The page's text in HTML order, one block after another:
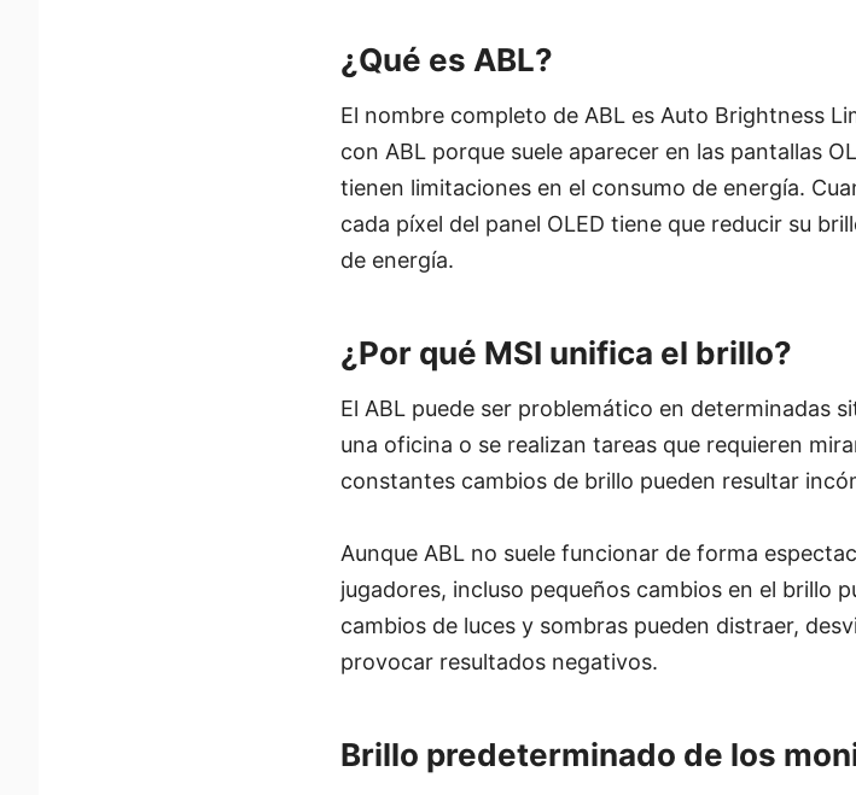
¿Qué es ABL?
El nombre completo de ABL es Auto Brightness
con ABL porque suele aparecer en las pantallas
tienen limitaciones en el consumo de energía.
cada píxel del panel OLED tiene que reducir su
de energía.
¿Por qué MSI unifica el brillo?
El ABL puede ser problemático en determinadas
una oficina o se realizan tareas que requieren
constantes cambios de brillo pueden resultar
Aunque ABL no suele funcionar de forma
jugadores, incluso pequeños cambios en el brillo
cambios de luces y sombras pueden distraer,
provocar resultados negativos.
Brillo predeterminado de los